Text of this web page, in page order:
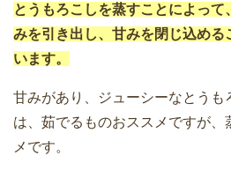
とうもろこしを蒸すことによっ
みを引き出し、甘みを閉じ込める
います。
甘みがあり、ジューシーなとうも
は、茹でるものおススメですが、
メです。